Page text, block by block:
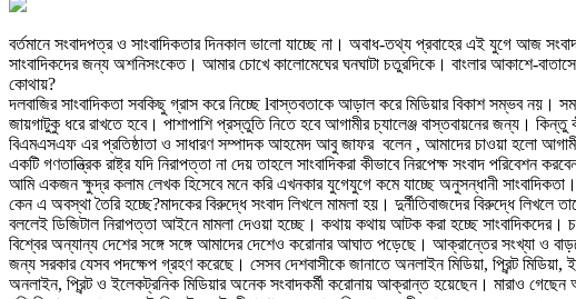
বর্তমানে সংবাদপত্র ও সাংবাদিকতার দিনকাল ভালো যাচ্ছে না। অবাধ-তথ্য প্রবাহের এই যুগে আজ
সাংবাদিকদের জন্য অশনিসংকেত। আমার চোখে কালোমেঘের ঘনঘাটা চতুরদিকে। বাংলার আকাশে-
কোথায়?
দলবাজির সাংবাদিকতা সবকিছু গ্রাস করে নিচ্ছে lবাস্তবতাকে আড়াল করে মিডিয়ার বিকাশ সম্ভব নয়।
জায়গাটুকু ধরে রাখতে হবে। পাশাপাশি প্রস্তুতি নিতে হবে আগামীর চ্যালেঞ্জ বাস্তবায়নের জন্য।
বিএমএসএফ এর প্রতিষ্ঠাতা ও সাধারণ সম্পাদক আহমেদ আবু জাফর বলেন , আমাদের চাওয়া হলো আগামী
একটি গণতান্ত্রিক রাষ্ট্র যদি নিরাপত্তা না দেয় তাহলে সাংবাদিকরা কীভাবে নিরপেক্ষ সংবাদ
আমি একজন ক্ষুদ্র কলাম লেখক হিসেবে মনে করি এখনকার যুগেযুগে কমে যাচ্ছে অনুসন্ধানী সাংবাদিকতা।
কেন এ অবস্থা তৈরি হচ্ছে?মাদকের বিরুদ্ধে সংবাদ লিখলে মামলা হয়। দুর্নীতিবাজদের বিরুদ্ধে লিখলে
বললেই ডিজিটাল নিরাপত্তা আইনে মামলা দেওয়া হচ্ছে। কথায় কথায় আটক করা হচ্ছে সাংবাদিকদের।
বিশ্বের অন্যান্য দেশের সঙ্গে সঙ্গে আমাদের দেশেও করোনার আঘাত পড়েছে। আক্রান্তের সংখ্যা ও
জন্য সরকার যেসব পদক্ষেপ গ্রহণ করেছে। সেসব দেশবাসীকে জানাতে অনলাইন মিডিয়া, প্রিন্ট
অনলাইন, প্রিন্ট ও ইলেকট্রনিক মিডিয়ার অনেক সংবাদকর্মী করোনায় আক্রান্ত হয়েছেন। মারাও গেছেন